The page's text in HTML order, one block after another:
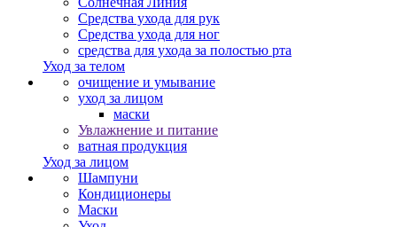
Средства ухода для рук
Средства ухода для ног
средства для ухода за полостью рта
Уход за телом
очищение и умывание
уход за лицом
маски
Увлажнение и питание
ватная продукция
Уход за лицом
Шампуни
Кондиционеры
Маски